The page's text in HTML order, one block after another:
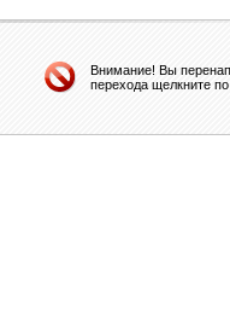
Внимание! Вы
перехода щелкните